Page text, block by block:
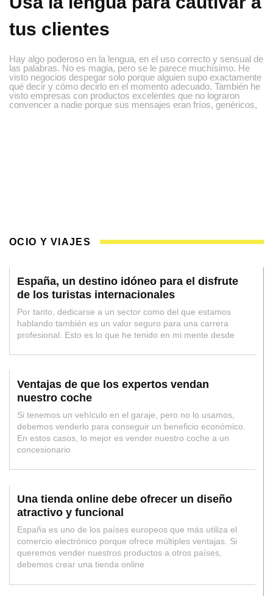
tus clientes
Hay algo poderoso en la lengua, en el uso correcto y sensual de
las palabras. No es magia, pero se le parece muchísimo. He
visto negocios despegar solo porque alguien supo exactamente
qué decir y cómo decirlo en el momento adecuado. También he
visto empresas con productos excelentes que no lograron
convencer a nadie porque sus mensajes eran fríos, genéricos,
OCIO Y VIAJES
España, un destino idóneo para el disfrute
de los turistas internacionales
Por tanto, dedicarse a un sector como del que estamos
hablando también es un valor seguro para una carrera
profesional. Esto es lo que he tenido en mi mente desde
Ventajas de que los expertos vendan
nuestro coche
Si tenemos un vehículo en el garaje, pero no lo usamos,
debemos venderlo para conseguir un beneficio económico.
En estos casos, lo mejor es vender nuestro coche a un
concesionario
Una tienda online debe ofrecer un diseño
atractivo y funcional
España es uno de los países europeos que más utiliza el
comercio electrónico porque ofrece múltiples ventajas. Si
queremos vender nuestros productos a otros países,
debemos crear una tienda online